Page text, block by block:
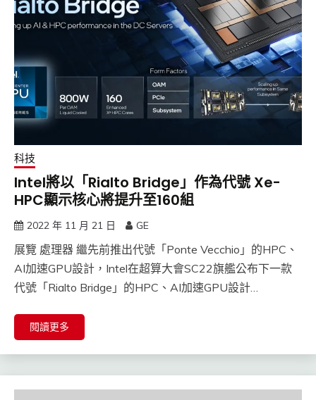
科技
Intel將以「Rialto Bridge」作為代號 Xe-
HPC顯示核心將提升至160組
2022 年 11 月 21 日 GE
展覽 處理器 繼先前推出代號「Ponte Vecchio」的HPC、
AI加速GPU設計，Intel在超算大會SC22旗艦公布下一款
代號「Rialto Bridge」的HPC、AI加速GPU設計…
閱讀更多